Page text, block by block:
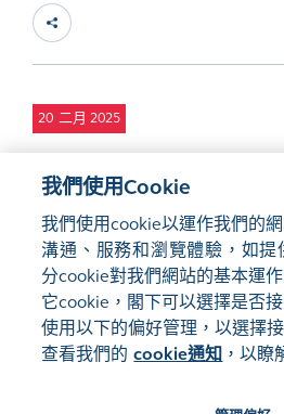
20 二月 2025
董事變動
網站地圖
使用條
我們使用Cookie
我們使用cookie以運作我們的
溝通、服務和瀏覽體驗，如提
分cookie對我們網站的基本運
它cookie，閣下可以選擇是否
使用以下的偏好管理，以選擇
查看我們的 cookie通知 ，以瞭